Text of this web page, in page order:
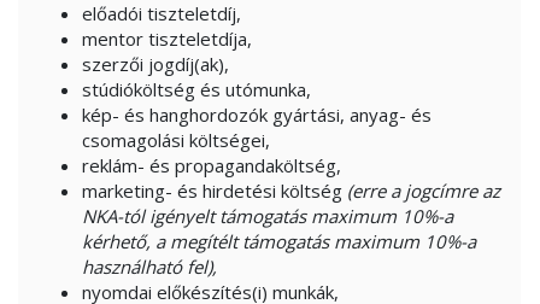
előadói tiszteletdíj,
mentor tiszteletdíja,
szerzői jogdíj(ak),
stúdióköltség és utómunka,
kép- és hanghordozók gyártási, anyag- és
csomagolási költségei,
reklám- és propagandaköltség,
marketing- és hirdetési költség (erre a jogcímre az
NKA-tól igényelt támogatás maximum 10%-a
kérhető, a megítélt támogatás maximum 10%-a
használható fel),
nyomdai előkészítés(i) munkák,